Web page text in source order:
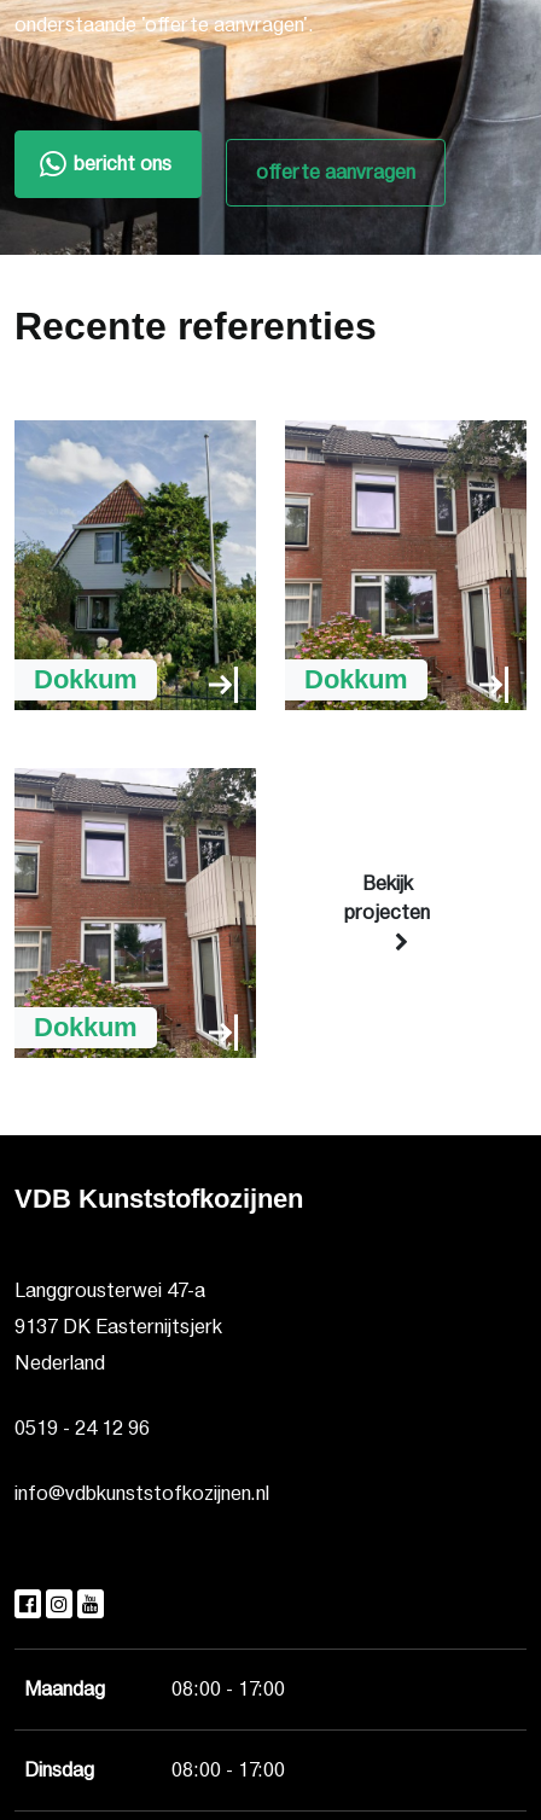
onderstaande 'offerte aanvragen'.
bericht ons offerte aanvragen
Recente referenties
Dokkum Dokkum
Dokkum
Bekijk
projecten
VDB Kunststofkozijnen
Langgrousterwei 47-a
9137 DK Easternijtsjerk
Nederland
0519 - 24 12 96
info@vdbkunststofkozijnen.nl
Maandag 08:00 - 17:00
Dinsdag 08:00 - 17:00